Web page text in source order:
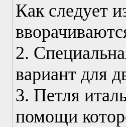
Как следует
2.
вариант для
3. Петля
помощи